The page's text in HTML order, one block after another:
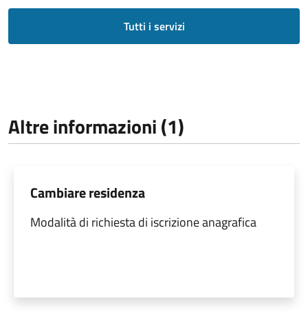
Tutti i servizi
Altre informazioni (1)
Cambiare residenza
Modalità di richiesta di iscrizione anagrafica